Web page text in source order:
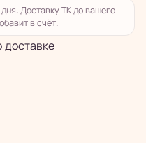
Доставку ТК до вашего
в счёт.